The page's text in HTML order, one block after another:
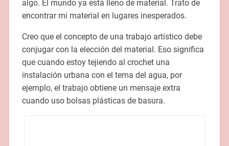
algo. El mundo ya está lleno de material. Trato de
encontrar mi material en lugares inesperados.
Creo que el concepto de una trabajo artístico debe
conjugar con la elección del material. Eso significa
que cuando estoy tejiendo al crochet una
instalación urbana con el tema del agua, por
ejemplo, el trabajo obtiene un mensaje extra
cuando uso bolsas plásticas de basura.